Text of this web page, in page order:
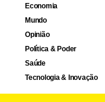
Economia
Mundo
Opinião
Política & Poder
Saúde
Tecnologia & Inovação